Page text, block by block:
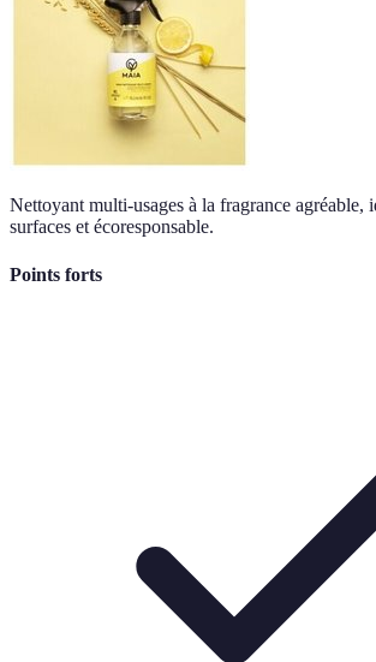
Nettoyant multi-usages à la fragrance agréable,
surfaces et écoresponsable.
Points forts